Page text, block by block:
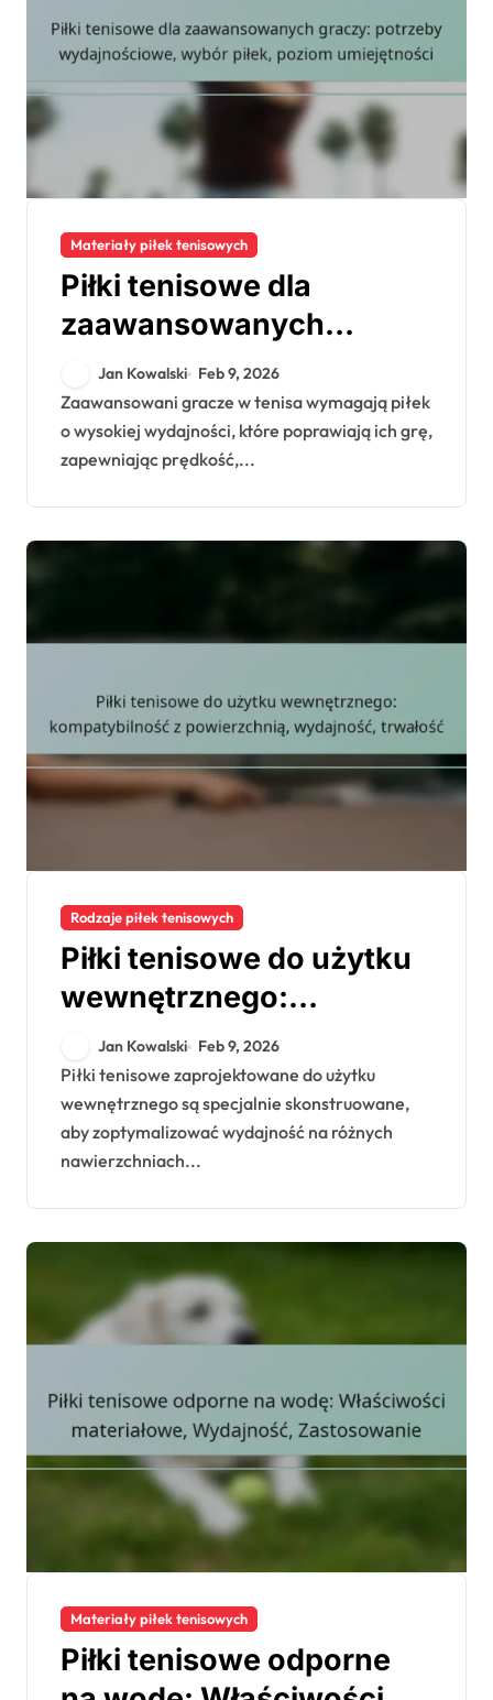
Materiały piłek tenisowych
Piłki tenisowe dla
zaawansowanych
graczy: potrzeby
wydajnościowe, wybór
piłek, poziom
umiejętności
Jan Kowalski Feb 9, 2026
Zaawansowani gracze w tenisa wymagają piłek
o wysokiej wydajności, które poprawiają ich grę,
zapewniając prędkość,...
Rodzaje piłek tenisowych
Piłki tenisowe do użytku
wewnętrznego:
kompatybilność z
powierzchnią,
wydajność, trwałość
Jan Kowalski Feb 9, 2026
Piłki tenisowe zaprojektowane do użytku
wewnętrznego są specjalnie skonstruowane,
aby zoptymalizować wydajność na różnych
nawierzchniach...
Materiały piłek tenisowych
Piłki tenisowe odporne